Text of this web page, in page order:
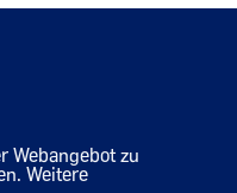
Webangebot zu
Weitere